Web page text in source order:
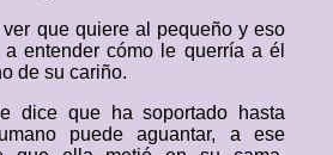
que quiere al pequeño y eso
a entender cómo le querría a él
de su cariño.
dice que ha soportado hasta
puede aguantar, a ese